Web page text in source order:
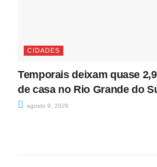
CIDADES
Temporais deixam quase
de casa no Rio Grande do
agosto 9, 2026